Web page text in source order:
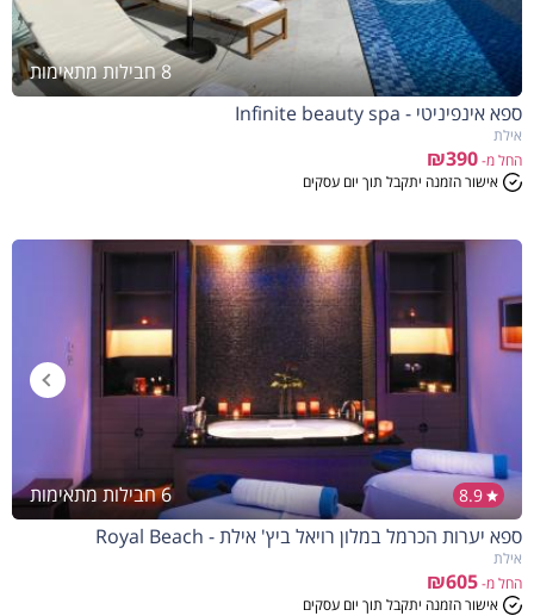
8 חבילות מתאימות
ספא אינפיניטי - Infinite beauty spa
אילת
החל מ-₪390
אישור הזמנה יתקבל תוך יום עסקים
8.9
6 חבילות מתאימות
ספא יערות הכרמל במלון רויאל ביץ' אילת - Royal Beach
אילת
החל מ-₪605
אישור הזמנה יתקבל תוך יום עסקים